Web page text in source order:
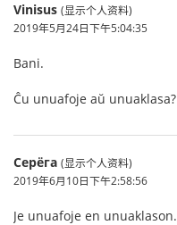
Vinisus (显示个人资料)
2019年5月24日下午5:04:35
Bani.
Ĉu unuafoje aŭ unuaklasa?
Серёга (显示个人资料)
2019年6月10日下午2:58:56
Je unuafoje en unuaklason.